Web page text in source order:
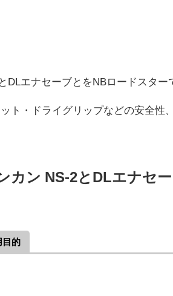
DLエナセーブとをNBロードスター
ト・ドライグリップなどの安全性
カン NS-2とDLエナセ
目的